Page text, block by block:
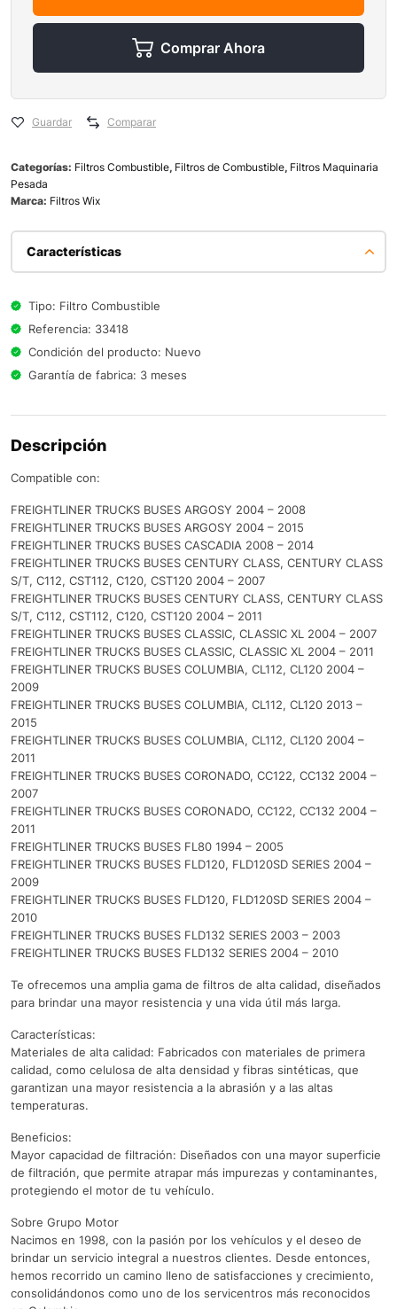
Comprar Ahora
Guardar Comparar
Categorías: Filtros Combustible, Filtros de Combustible, Filtros Maquinaria
Pesada
Marca: Filtros Wix
Características
Tipo: Filtro Combustible
Referencia: 33418
Condición del producto: Nuevo
Garantía de fabrica: 3 meses
Descripción
Compatible con:
FREIGHTLINER TRUCKS BUSES ARGOSY 2004 – 2008
FREIGHTLINER TRUCKS BUSES ARGOSY 2004 – 2015
FREIGHTLINER TRUCKS BUSES CASCADIA 2008 – 2014
FREIGHTLINER TRUCKS BUSES CENTURY CLASS, CENTURY CLASS
S/T, C112, CST112, C120, CST120 2004 – 2007
FREIGHTLINER TRUCKS BUSES CENTURY CLASS, CENTURY CLASS
S/T, C112, CST112, C120, CST120 2004 – 2011
FREIGHTLINER TRUCKS BUSES CLASSIC, CLASSIC XL 2004 – 2007
FREIGHTLINER TRUCKS BUSES CLASSIC, CLASSIC XL 2004 – 2011
FREIGHTLINER TRUCKS BUSES COLUMBIA, CL112, CL120 2004 –
2009
FREIGHTLINER TRUCKS BUSES COLUMBIA, CL112, CL120 2013 –
2015
FREIGHTLINER TRUCKS BUSES COLUMBIA, CL112, CL120 2004 –
2011
FREIGHTLINER TRUCKS BUSES CORONADO, CC122, CC132 2004 –
2007
FREIGHTLINER TRUCKS BUSES CORONADO, CC122, CC132 2004 –
2011
FREIGHTLINER TRUCKS BUSES FL80 1994 – 2005
FREIGHTLINER TRUCKS BUSES FLD120, FLD120SD SERIES 2004 –
2009
FREIGHTLINER TRUCKS BUSES FLD120, FLD120SD SERIES 2004 –
2010
FREIGHTLINER TRUCKS BUSES FLD132 SERIES 2003 – 2003
FREIGHTLINER TRUCKS BUSES FLD132 SERIES 2004 – 2010
Te ofrecemos una amplia gama de filtros de alta calidad, diseñados
para brindar una mayor resistencia y una vida útil más larga.
Características:
Materiales de alta calidad: Fabricados con materiales de primera
calidad, como celulosa de alta densidad y fibras sintéticas, que
garantizan una mayor resistencia a la abrasión y a las altas
temperaturas.
Beneficios:
Mayor capacidad de filtración: Diseñados con una mayor superficie
de filtración, que permite atrapar más impurezas y contaminantes,
protegiendo el motor de tu vehículo.
Sobre Grupo Motor
Nacimos en 1998, con la pasión por los vehículos y el deseo de
brindar un servicio integral a nuestros clientes. Desde entonces,
hemos recorrido un camino lleno de satisfacciones y crecimiento,
consolidándonos como uno de los servicentros más reconocidos